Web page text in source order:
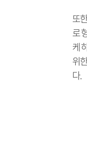
또
로
케
위
다.